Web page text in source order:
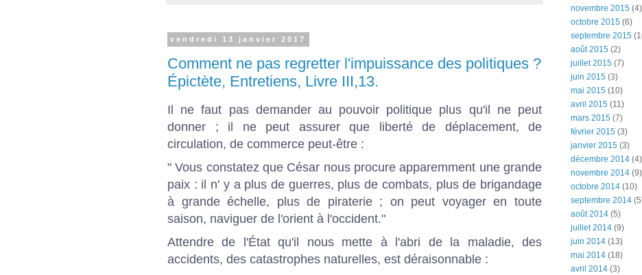
vendredi 13 janvier 2017
Comment ne pas regretter l'impuissance des politiques ?
Épictète, Entretiens, Livre III,13.
Il ne faut pas demander au pouvoir politique plus qu'il ne peut
donner ; il ne peut assurer que liberté de déplacement, de
circulation, de commerce peut-être :
" Vous constatez que César nous procure apparemment une grande
paix : il n' y a plus de guerres, plus de combats, plus de brigandage
à grande échelle, plus de piraterie ; on peut voyager en toute
saison, naviguer de l'orient à l'occident."
Attendre de l'État qu'il nous mette à l'abri de la maladie, des
accidents, des catastrophes naturelles, est déraisonnable :
novembre 2015 (4)
octobre 2015 (6)
septembre 2015
août 2015 (2)
juillet 2015 (7)
juin 2015 (3)
mai 2015 (10)
avril 2015 (11)
mars 2015 (7)
février 2015 (3)
janvier 2015 (3)
décembre 2014 (4)
novembre 2014 (9)
octobre 2014 (10)
septembre 2014
août 2014 (5)
juillet 2014 (9)
juin 2014 (13)
mai 2014 (18)
avril 2014 (3)